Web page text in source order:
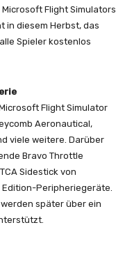
Flight Simulators
in diesem Herbst, das
Spieler kostenlos
Flight Simulator
Aeronautical,
viele weitere. Darüber
Bravo Throttle
Sidestick von
Peripheriegeräte.
später über ein